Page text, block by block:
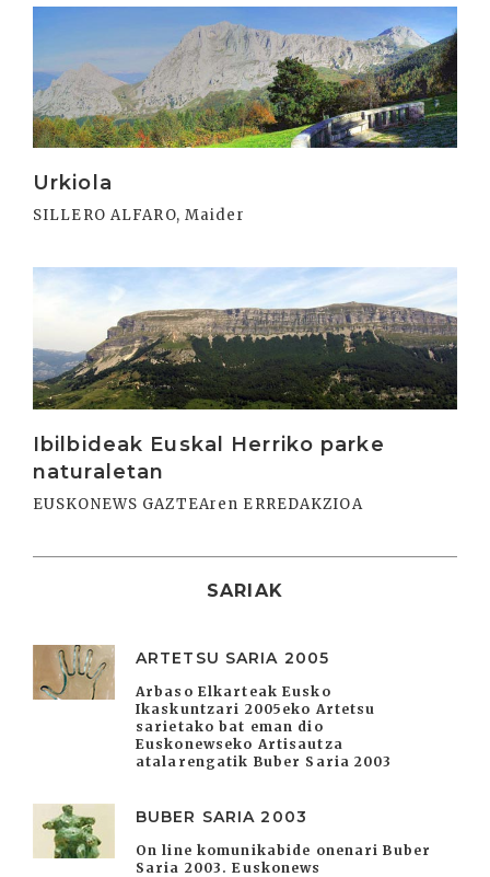
Urkiola
SILLERO ALFARO, Maider
Ibilbideak Euskal Herriko parke
naturaletan
EUSKONEWS GAZTEAren ERREDAKZIOA
Irakurri
SARIAK
ARTETSU SARIA 2005
Arbaso Elkarteak Eusko
Ikaskuntzari 2005eko Artetsu
sarietako bat eman dio
Euskonewseko Artisautza
atalarengatik Buber Saria 2003
BUBER SARIA 2003
On line komunikabide onenari Buber
Saria 2003. Euskonews